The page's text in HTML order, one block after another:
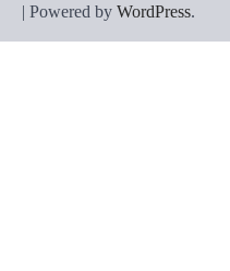
| Powered by WordPress.